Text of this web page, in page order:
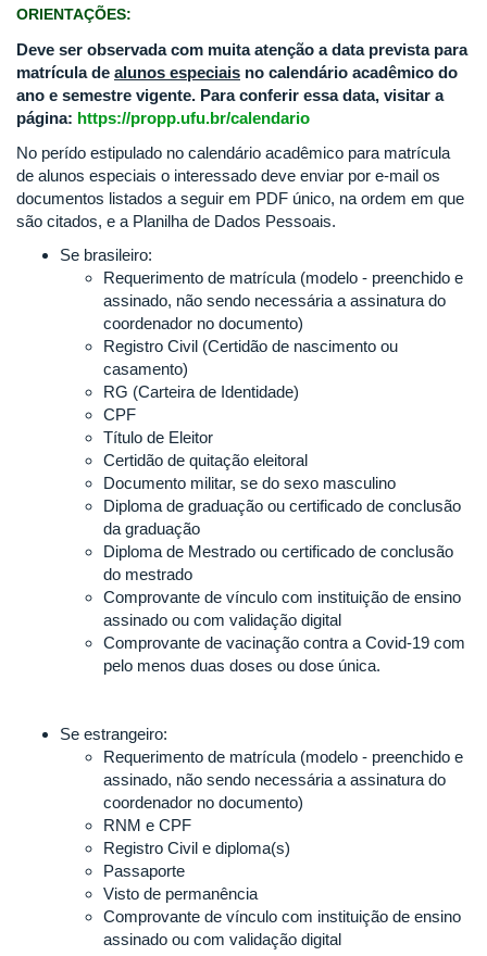
ORIENTAÇÕES:
Deve ser observada com muita atenção a data prevista para
matrícula de alunos especiais no calendário acadêmico do
ano e semestre vigente. Para conferir essa data, visitar a
página: https://propp.ufu.br/calendario
No perído estipulado no calendário acadêmico para matrícula
de alunos especiais o interessado deve enviar por e-mail os
documentos listados a seguir em PDF único, na ordem em que
são citados, e a Planilha de Dados Pessoais.
Se brasileiro:
Requerimento de matrícula (modelo - preenchido e
assinado, não sendo necessária a assinatura do
coordenador no documento)
Registro Civil (Certidão de nascimento ou
casamento)
RG (Carteira de Identidade)
CPF
Título de Eleitor
Certidão de quitação eleitoral
Documento militar, se do sexo masculino
Diploma de graduação ou certificado de conclusão
da graduação
Diploma de Mestrado ou certificado de conclusão
do mestrado
Comprovante de vínculo com instituição de ensino
assinado ou com validação digital
Comprovante de vacinação contra a Covid-19 com
pelo menos duas doses ou dose única.
Se estrangeiro:
Requerimento de matrícula (modelo - preenchido e
assinado, não sendo necessária a assinatura do
coordenador no documento)
RNM e CPF
Registro Civil e diploma(s)
Passaporte
Visto de permanência
Comprovante de vínculo com instituição de ensino
assinado ou com validação digital